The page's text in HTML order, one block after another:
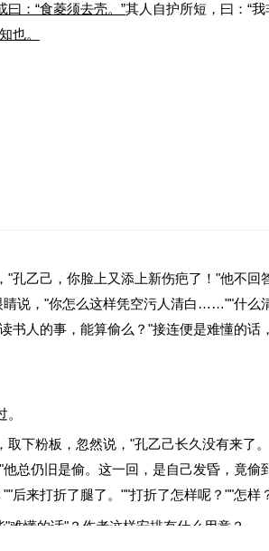
对此表明了怎样的观点？请都用自己的话
曰：“食菱须去壳。”其人自护所短，曰：“
也。
孔乙己，你脸上又添上新伤疤了！"他不
说，"你怎么这样凭空污人清白……""什
的事，能算偷么？"接连便是难懂的话
下粉板，忽然说，"孔乙己长久没有来
仍旧是偷。这一回，是自己发昏，竟偷
后来打折了腿了。""打折了怎样呢？""怎
懂的话"？作者这样安排有什么用意？